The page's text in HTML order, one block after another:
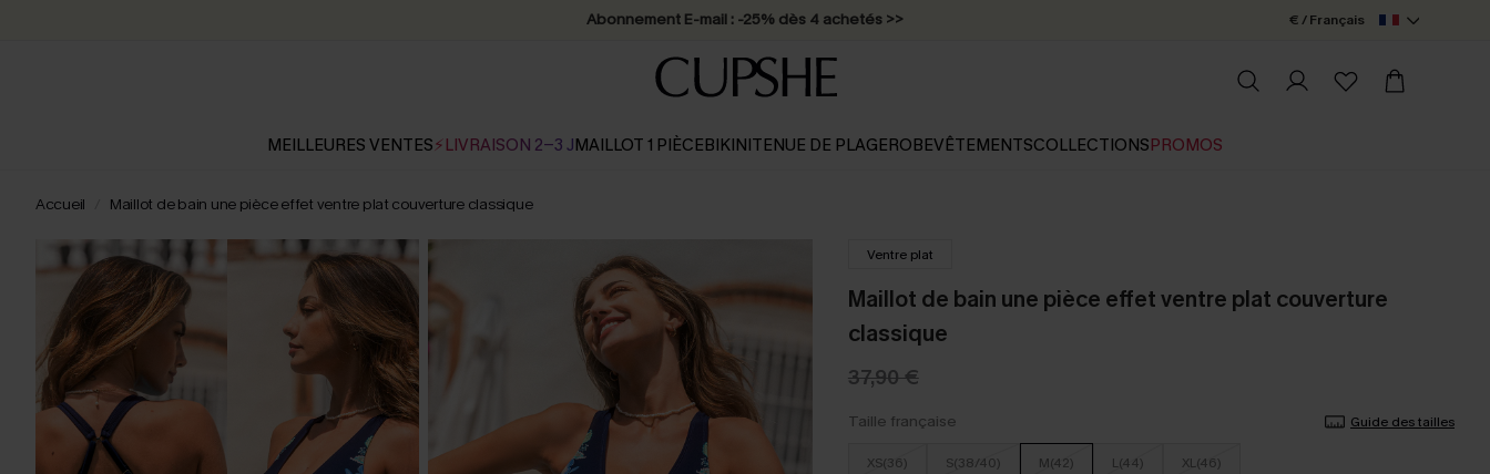
Abonnement E-mail : -25% dès 4 achetés >> € / Français
MEILLEURES VENTES⚡LIVRAISON 2-3 JMAILLOT 1 PIÈCEBIKINITENUE DE PLAGEROBEVÊTEMENTSCOLLECTIONSPROMOS
Accueil Maillot de bain une pièce effet ventre plat couverture classique
Ventre plat
Maillot de bain une pièce effet ventre plat couverture
classique
37,90 €
Taille française Guide des tailles
XS(36) S(38/40) M(42) L(44) XL(46)